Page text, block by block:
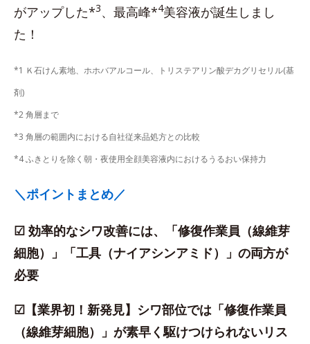
がアップした*3、最高峰*4美容液が誕生しまし
た！
*1 Ｋ石けん素地、ホホバアルコール、トリステアリン酸デカグリセリル(基
剤)
*2 角層まで
*3 角層の範囲内における自社従来品処方との比較
*4 ふきとりを除く朝・夜使用全顔美容液内におけるうるおい保持力
＼ポイントまとめ／
☑ 効率的なシワ改善には、「修復作業員（線維芽
細胞）」「工具（ナイアシンアミド）」の両方が
必要
☑【業界初！新発見】シワ部位では「修復作業員
（線維芽細胞）」が素早く駆けつけられないリス